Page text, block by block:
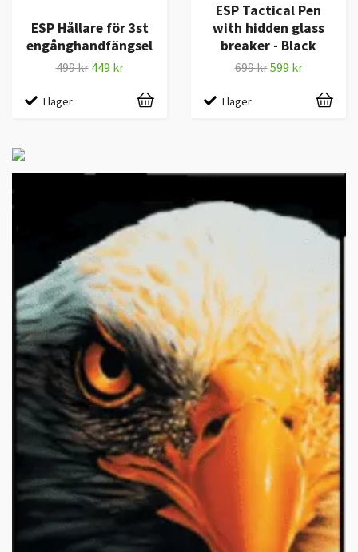
ESP Hållare för 3st
engånghandfängsel
499 kr 449 kr
I lager
ESP Tactical Pen
with hidden glass
breaker - Black
699 kr599 kr
I lager